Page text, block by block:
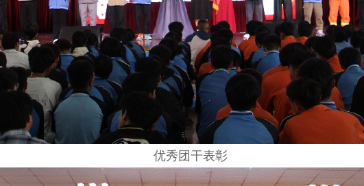
优秀团干表彰